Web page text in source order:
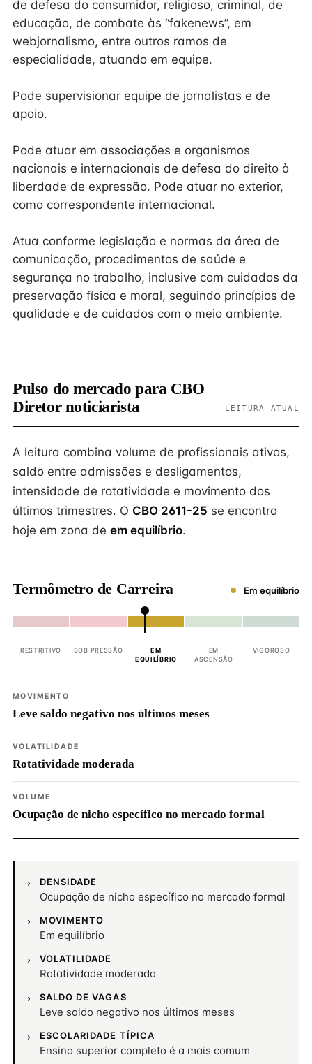
de defesa do consumidor, religioso, criminal, de
educação, de combate às “fakenews”, em
webjornalismo, entre outros ramos de
especialidade, atuando em equipe.
Pode supervisionar equipe de jornalistas e de
apoio.
Pode atuar em associações e organismos
nacionais e internacionais de defesa do direito à
liberdade de expressão. Pode atuar no exterior,
como correspondente internacional.
Atua conforme legislação e normas da área de
comunicação, procedimentos de saúde e
segurança no trabalho, inclusive com cuidados da
preservação física e moral, seguindo princípios de
qualidade e de cuidados com o meio ambiente.
Pulso do mercado para CBO
Diretor noticiarista
LEITURA ATUAL
A leitura combina volume de profissionais ativos,
saldo entre admissões e desligamentos,
intensidade de rotatividade e movimento dos
últimos trimestres. O CBO 2611-25 se encontra
hoje em zona de em equilíbrio.
Termômetro de Carreira Em equilíbrio
RESTRITIVO SOB PRESSÃO
EM
EQUILÍBRIO
EM
ASCENSÃO
VIGOROSO
MOVIMENTO
Leve saldo negativo nos últimos meses
VOLATILIDADE
Rotatividade moderada
VOLUME
Ocupação de nicho específico no mercado formal
DENSIDADE
Ocupação de nicho específico no mercado formal
MOVIMENTO
Em equilíbrio
VOLATILIDADE
Rotatividade moderada
SALDO DE VAGAS
Leve saldo negativo nos últimos meses
ESCOLARIDADE TÍPICA
Ensino superior completo é a mais comum